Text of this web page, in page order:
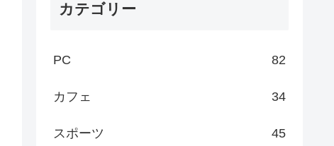
カテゴリー
PC 82
カフェ 34
スポーツ 45